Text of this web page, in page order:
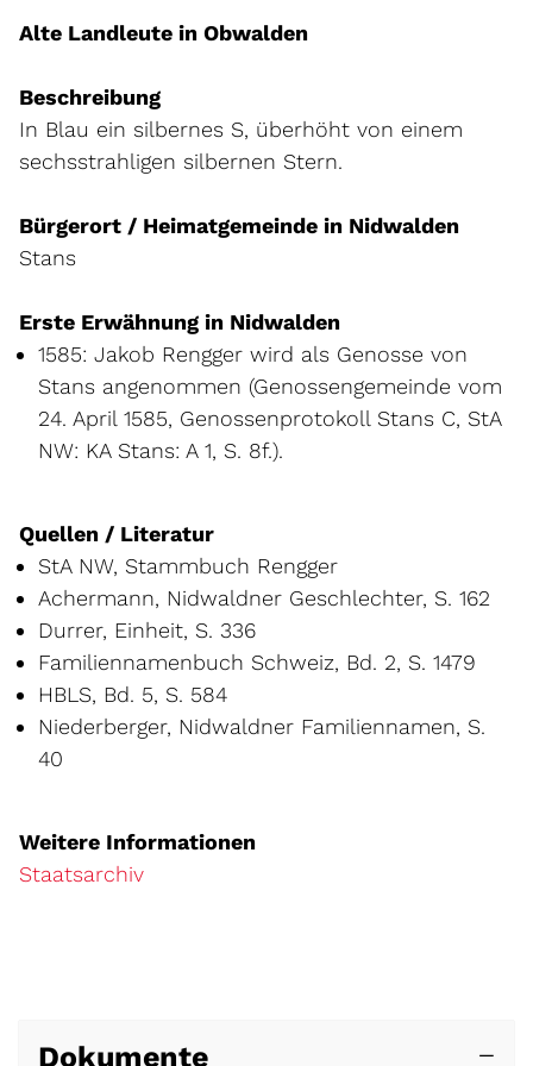
Alte Landleute in Obwalden
Beschreibung
In Blau ein silbernes S, überhöht von einem
sechsstrahligen silbernen Stern.
Bürgerort / Heimatgemeinde in Nidwalden
Stans
Erste Erwähnung in Nidwalden
1585: Jakob Rengger wird als Genosse von
Stans angenommen (Genossengemeinde vom
24. April 1585, Genossenprotokoll Stans C, StA
NW: KA Stans: A 1, S. 8f.).
Quellen / Literatur
StA NW, Stammbuch Rengger
Achermann, Nidwaldner Geschlechter, S. 162
Durrer, Einheit, S. 336
Familiennamenbuch Schweiz, Bd. 2, S. 1479
HBLS, Bd. 5, S. 584
Niederberger, Nidwaldner Familiennamen, S.
40
Weitere Informationen
Staatsarchiv
Dokumente